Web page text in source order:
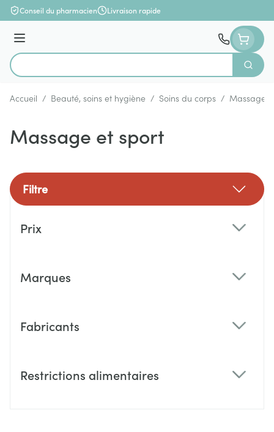
Aller au contenu
Conseil du pharmacien Livraison rapide
Menu
Rechercher
Accueil / Beauté, soins et hygiène / Soins du corps / Massage
Massage et sport
Filtre
Prix
Marques
Fabricants
Restrictions alimentaires